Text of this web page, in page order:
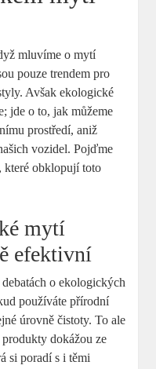
mluvíme o mytí
pouze trendem pro
Avšak ekologické
jde o to, jak můžeme
prostředí, aniž
vozidel. Pojďme
které obklopují toto
mytí
efektivní
o ekologických
používáte přírodní
úrovně čistoty. To ale
dokážou ze
si poradí s i těmi